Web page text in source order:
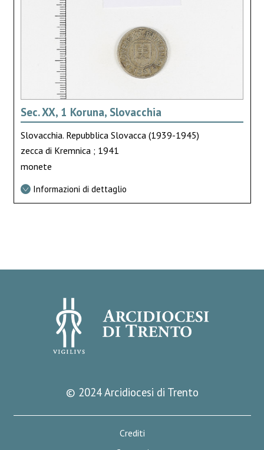
Sec. XX, 1 Koruna, Slovacchia
Slovacchia. Repubblica Slovacca (1939-1945)
zecca di Kremnica ; 1941
monete
Informazioni di dettaglio
© 2024 Arcidiocesi di Trento
Crediti